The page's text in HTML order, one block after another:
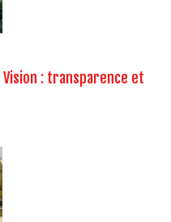
Vision : transparence et